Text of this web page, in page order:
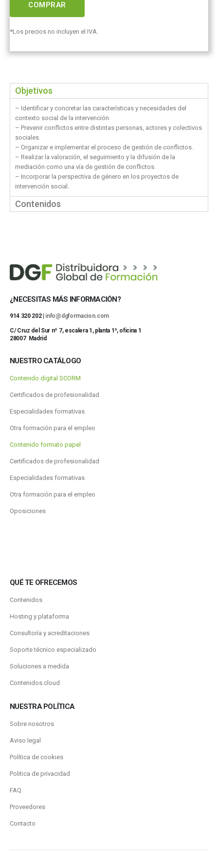
COMPRAR
*Los precios no incluyen el IVA.
Objetivos
– Identificar y concretar las características y necesidades del
contexto social de la intervención.
– Prevenir conflictos entre distintas personas, actores y colectivos
sociales.
– Organizar e implementar el proceso de gestión de conflictos.
– Realizar la valoración, el seguimiento y la difusión de la
mediación como una vía de gestión de conflictos.
– Incorporar la perspectiva de género en los proyectos de
intervención social.
Contenidos
¿NECESITAS MÁS INFORMACIÓN?
914 320 202 | info@dgformacion.com
C/ Cruz del Sur nº 7, escalera 1, planta 1ª, oficina 1
28007 Madrid
NUESTRO CATÁLOGO
Contenido digital SCORM
Certificados de profesionalidad
Especialidades formativas
Otra formación para el empleo
Contenido formato papel
Certificados de profesionalidad
Especialidades formativas
Otra formación para el empleo
Oposiciones
QUÉ TE OFRECEMOS
Contenidos
Hosting y plataforma
Consultoría y acreditaciones
Soporte técnico especializado
Soluciones a medida
Contenidos.cloud
NUESTRA POLÍTICA
Sobre nosotros
Aviso legal
Política de cookies
Politica de privacidad
FAQ
Proveedores
Contacto